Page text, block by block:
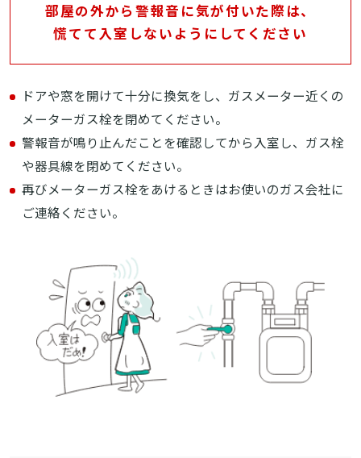
部屋の外から警報音に気が付いた際は、
慌てて入室しないようにしてください
ドアや窓を開けて十分に換気をし、ガスメーター近くの
メーターガス栓を閉めてください。
警報音が鳴り止んだことを確認してから入室し、ガス栓
や器具線を閉めてください。
再びメーターガス栓をあけるときはお使いのガス会社に
ご連絡ください。